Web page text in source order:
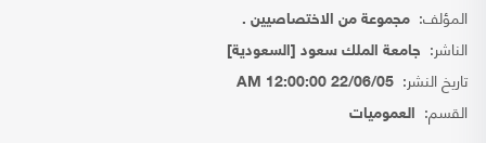
المؤلف: مجموعة من الاختصاصيين .
الناشر: جامعة الملك سعود [السعودية]
تاريخ النشر: 22/06/05 12:00:00 AM
القسم: العموميات